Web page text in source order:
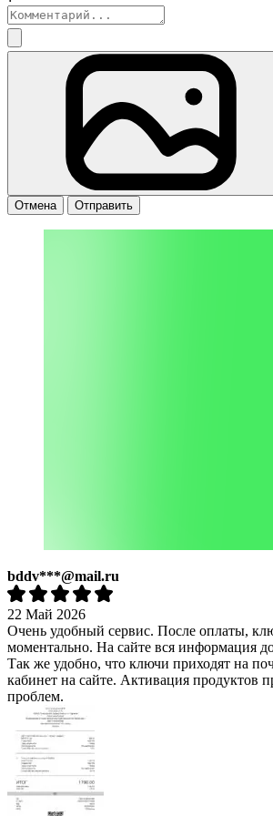
Отмена Отправить
bddv***@mail.ru
22 Май 2026
Очень удобный сервис. После оплаты,
моментально. На сайте вся информация
Так же удобно, что ключи приходят на
кабинет на сайте. Активация продуктов
проблем.